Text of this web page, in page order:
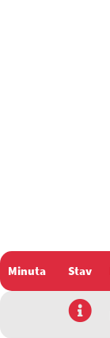
Minuta Stav